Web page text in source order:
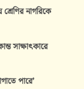
নাগরিকে
সাক্ষাৎকারে
পারে’